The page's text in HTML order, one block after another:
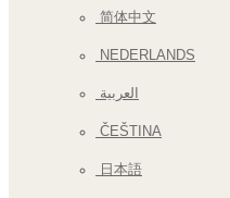
简体中文
NEDERLANDS
العربية
ČEŠTINA
日本語